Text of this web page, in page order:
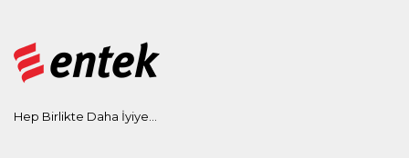
Hep Birlikte Daha İyiye...